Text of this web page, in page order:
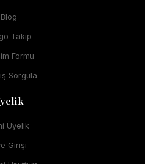
Blog
Takip
Formu
Sorgula
Üyelik
Girişi